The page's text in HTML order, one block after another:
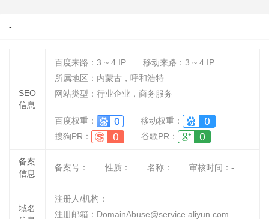
-
SEO
信息
百度来路： 3 ~ 4 IP 移动来路： 3 ~ 4 IP
所属地区：内蒙古，呼和浩特
网站类型：行业企业，商务服务
百度权重：
移动权重：
搜狗PR：
谷歌PR：
备案
信息
备案号： 性质： 名称： 审核时间： -
域名
注册人/机构：
注册邮箱：DomainAbuse@service.aliyun.com